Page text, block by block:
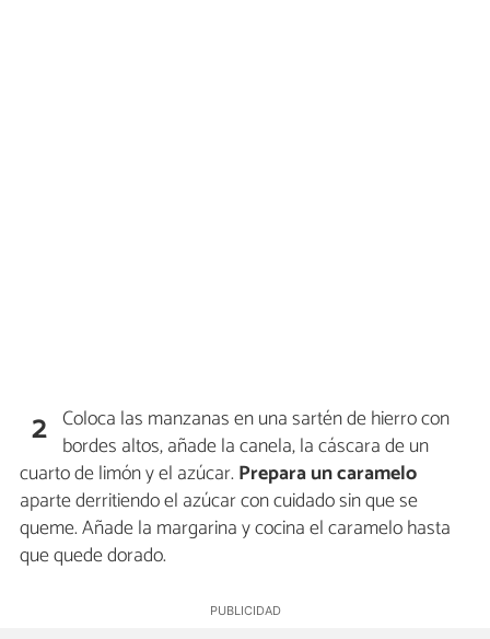
2 Coloca las manzanas en una sartén de hierro con
bordes altos, añade la canela, la cáscara de un
cuarto de limón y el azúcar. Prepara un caramelo
aparte derritiendo el azúcar con cuidado sin que se
queme. Añade la margarina y cocina el caramelo hasta
que quede dorado.